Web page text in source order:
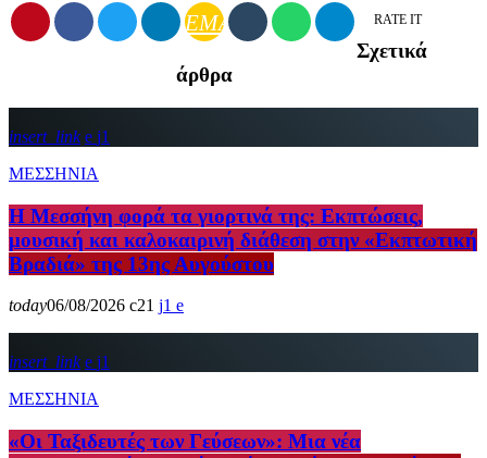
EMAIL RATE IT
Σχετικά
άρθρα
insert_link
1
ΜΕΣΣΗΝΙΑ
Η Μεσσήνη φορά τα γιορτινά της: Εκπτώσεις,
μουσική και καλοκαιρινή διάθεση στην «Εκπτωτική
Βραδιά» της 13ης Αυγούστου
today06/08/2026 21 1
insert_link
1
ΜΕΣΣΗΝΙΑ
«Οι Ταξιδευτές των Γεύσεων»: Μια νέα